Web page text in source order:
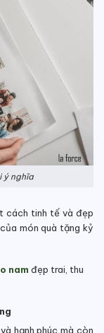
ý nghĩa
cách tinh tế và đẹp
món quà tặng kỷ
nam đẹp trai, thu
hạnh phúc mà còn